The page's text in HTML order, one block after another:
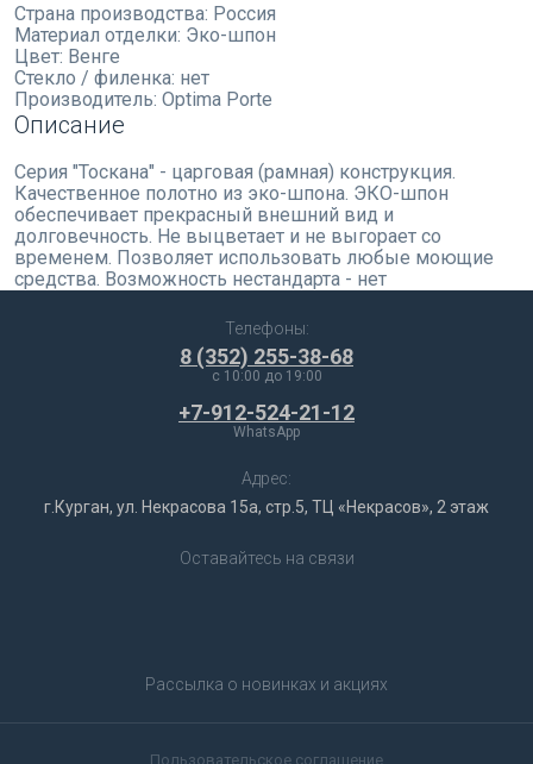
Страна производства: Россия
Материал отделки: Эко-шпон
Цвет: Венге
Стекло / филенка: нет
Производитель: Optima Porte
Описание
Серия "Тоскана" - царговая (рамная) конструкция.
Качественное полотно из эко-шпона. ЭКО-шпон
обеспечивает прекрасный внешний вид и
долговечность. Не выцветает и не выгорает со
временем. Позволяет использовать любые моющие
средства. Возможность нестандарта - нет
Телефоны:
8 (352) 255-38-68
c 10:00 до 19:00
+7-912-524-21-12
WhatsApp
Адрес:
г.Курган, ул. Некрасова 15а, стр.5, ТЦ «Некрасов», 2 этаж
Оставайтесь на связи
Рассылка о новинках и акциях
Пользовательское соглашение